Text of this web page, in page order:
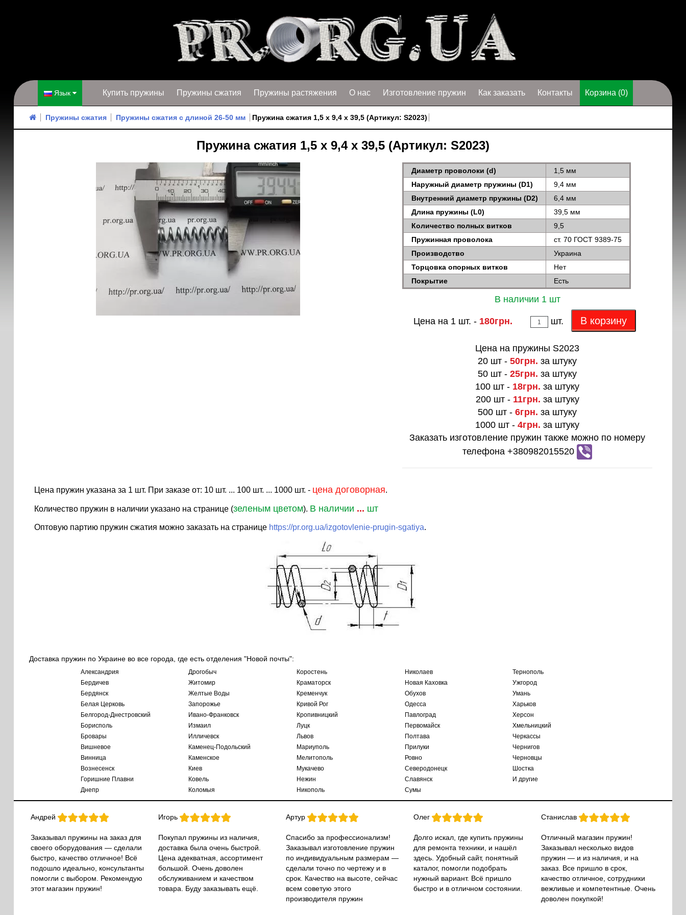
Купить пружины Пружины сжатия Пружины растяжения О нас Изготовление пружин Как заказать Контакты Корзина (0)
Язык
Пружины сжатия Пружины сжатия с длиной 26-50 мм Пружина сжатия 1,5 х 9,4 х 39,5 (Артикул: S2023)
Пружина сжатия 1,5 х 9,4 х 39,5 (Артикул: S2023)
Диаметр проволоки (d)
1,5 мм
Наружный диаметр пружины (D1)
9,4 мм
Внутренний диаметр пружины (D2)
6,4 мм
Длина пружины (L0)
39,5 мм
Количество полных витков
9,5
Пружинная проволока
ст. 70 ГОСТ 9389-75
Производство
Украина
Торцовка опорных витков
Нет
Покрытие
Есть
В наличии 1 шт
Цена на 1 шт. - 180грн. шт. В корзину
Цена на пружины S2023
20 шт -50грн. за штуку
50 шт -25грн. за штуку
100 шт - 18грн. за штуку
200 шт - 11грн. за штуку
500 шт -6грн. за штуку
1000 шт -4грн. за штуку
Заказать изготовление пружин также можно по номеру
телефона +380982015520
Цена пружин указана за 1 шт. При заказе от: 10 шт. ... 100 шт. ... 1000 шт. - цена договорная.
Количество пружин в наличии указано на странице (зеленым цветом). В наличии ... шт
Оптовую партию пружин сжатия можно заказать на странице https://pr.org.ua/izgotovlenie-prugin-sgatiya.
Доставка пружин по Украине во все города, где есть отделения "Новой почты":
Александрия
Бердичев
Бердянск
Белая Церковь
Белгород-Днестровский
Борисполь
Бровары
Вишневое
Винница
Вознесенск
Горишние Плавни
Днепр
Дрогобыч
Житомир
Желтые Воды
Запорожье
Ивано-Франковск
Измаил
Илличевск
Каменец-Подольский
Каменское
Киев
Ковель
Коломыя
Коростень
Краматорск
Кременчук
Кривой Рог
Кропивницкий
Луцк
Львов
Мариуполь
Мелитополь
Мукачево
Нежин
Никополь
Николаев
Новая Каховка
Обухов
Одесса
Павлоград
Первомайск
Полтава
Прилуки
Ровно
Северодонецк
Славянск
Сумы
Тернополь
Ужгород
Умань
Харьков
Херсон
Хмельницкий
Черкассы
Чернигов
Черновцы
Шостка
И другие
Андрей
Заказывал пружины на заказ для
своего оборудования — сделали
быстро, качество отличное! Всё
подошло идеально, консультанты
помогли с выбором. Рекомендую
этот магазин пружин!
Игорь
Покупал пружины из наличия,
доставка была очень быстрой.
Цена адекватная, ассортимент
большой. Очень доволен
обслуживанием и качеством
товара. Буду заказывать ещё.
Артур
Спасибо за профессионализм!
Заказывал изготовление пружин
по индивидуальным размерам —
сделали точно по чертежу и в
срок. Качество на высоте, сейчас
всем советую этого
производителя пружин
Олег
Долго искал, где купить пружины
для ремонта техники, и нашёл
здесь. Удобный сайт, понятный
каталог, помогли подобрать
нужный вариант. Всё пришло
быстро и в отличном состоянии.
Станислав
Отличный магазин пружин!
Заказывал несколько видов
пружин — и из наличия, и на
заказ. Все пришло в срок,
качество отличное, сотрудники
вежливые и компетентные. Очень
доволен покупкой!